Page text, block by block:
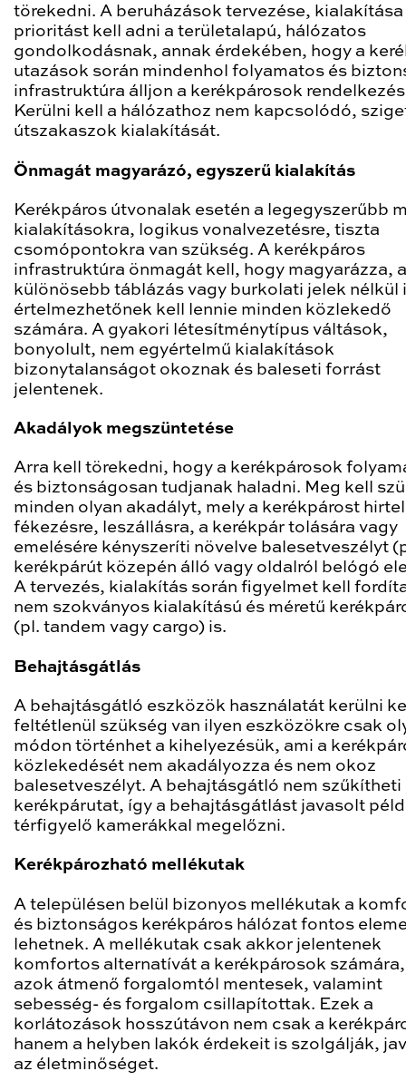
törekedni. A beruházások tervezése, kialakítása
prioritást kell adni a területalapú, hálózatos
gondolkodásnak, annak érdekében, hogy a
utazások során mindenhol folyamatos és
infrastruktúra álljon a kerékpárosok
Kerülni kell a hálózathoz nem kapcsolódó,
útszakaszok kialakítását.
Önmagát magyarázó, egyszerű kialakítás
Kerékpáros útvonalak esetén a legegyszerűbb
kialakításokra, logikus vonalvezetésre, tiszta
csomópontokra van szükség. A kerékpáros
infrastruktúra önmagát kell, hogy magyarázza,
különösebb táblázás vagy burkolati jelek nélkül
értelmezhetőnek kell lennie minden közlekedő
számára. A gyakori létesítménytípus váltások,
bonyolult, nem egyértelmű kialakítások
bizonytalanságot okoznak és baleseti forrást
jelentenek.
Akadályok megszüntetése
Arra kell törekedni, hogy a kerékpárosok
és biztonságosan tudjanak haladni. Meg kell
minden olyan akadályt, mely a kerékpárost
fékezésre, leszállásra, a kerékpár tolására vagy
emelésére kényszeríti növelve balesetveszélyt
kerékpárút közepén álló vagy oldalról belógó
A tervezés, kialakítás során figyelmet kell
nem szokványos kialakítású és méretű
(pl. tandem vagy cargo) is.
Behajtásgátlás
A behajtásgátló eszközök használatát kerülni
feltétlenül szükség van ilyen eszközökre csak
módon történhet a kihelyezésük, ami a
közlekedését nem akadályozza és nem okoz
balesetveszélyt. A behajtásgátló nem szűkítheti
kerékpárutat, így a behajtásgátlást javasolt
térfigyelő kamerákkal megelőzni.
Kerékpározható mellékutak
A településen belül bizonyos mellékutak a
és biztonságos kerékpáros hálózat fontos
lehetnek. A mellékutak csak akkor jelentenek
komfortos alternatívát a kerékpárosok
azok átmenő forgalomtól mentesek, valamint
sebesség- és forgalom csillapítottak. Ezek a
korlátozások hosszútávon nem csak a
hanem a helyben lakók érdekeit is szolgálják,
az életminőséget.